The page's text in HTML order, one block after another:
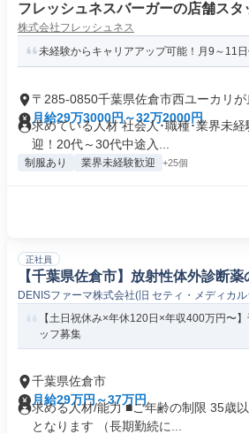
フレッシュネスバーガーの店舗スタ
株式会社フレッシュネス
未経験からキャリアアップ可能！月9～11
〒285-0850千葉県佐倉市西ユーカリが
月給29万3000円～32万2000円
求めている人材 社会人･職種･業界未
迎！20代～30代中途入...
制服あり 業界未経験歓迎 +25個
正社員
【千葉県佐倉市】放射性体外診断
DENISファーマ株式会社(旧 セティ・メディカ
【土日祝休み×年休120日×年収400万円〜
ッフ募集
千葉県佐倉市
月給29万円～37万円
求める人材/能力 ■ご年齢の制限 35歳
となります （長期勤続に...